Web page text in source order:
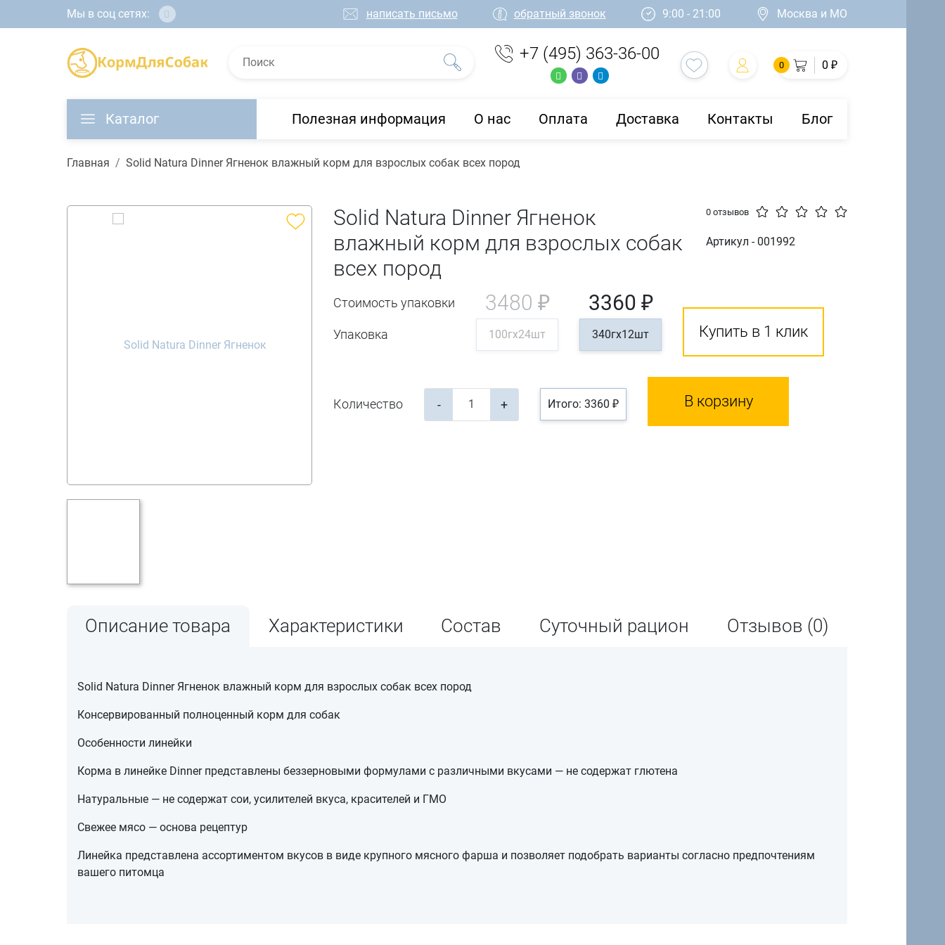
Мы в соц сетях: написать письмо обратный звонок 9:00 - 21:00 Москва и МО
+7 (495) 363-36-00
0 0 ₽
Каталог Полезная информация О нас Оплата Доставка Контакты Блог
Главная Solid Natura Dinner Ягненок влажный корм для взрослых собак всех пород
Solid Natura Dinner Ягненок
влажный корм для взрослых собак
всех пород
0 отзывов
Артикул - 001992
Стоимость упаковки
Упаковка
3480 ₽
100гх24шт
3360 ₽
340гх12шт Купить в 1 клик
Количество - + Итого: 3360 ₽ В корзину
Описание товара Характеристики Состав Суточный рацион Отзывов (0)
Solid Natura Dinner Ягненок влажный корм для взрослых собак всех пород
Консервированный полноценный корм для собак
Особенности линейки
Корма в линейке Dinner представлены беззерновыми формулами с различными вкусами — не содержат глютена
Натуральные — не содержат сои, усилителей вкуса, красителей и ГМО
Свежее мясо — основа рецептур
Линейка представлена ассортиментом вкусов в виде крупного мясного фарша и позволяет подобрать варианты согласно предпочтениям
вашего питомца